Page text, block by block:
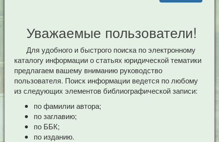
Уважаемые пользователи!
Для удобного и быстрого поиска по электронному
каталогу информации о статьях юридической тематики
предлагаем вашему вниманию руководство
пользователя. Поиск информации ведется по любому
из следующих элементов библиографической записи:
по фамилии автора;
по заглавию;
по ББК;
по изданию.